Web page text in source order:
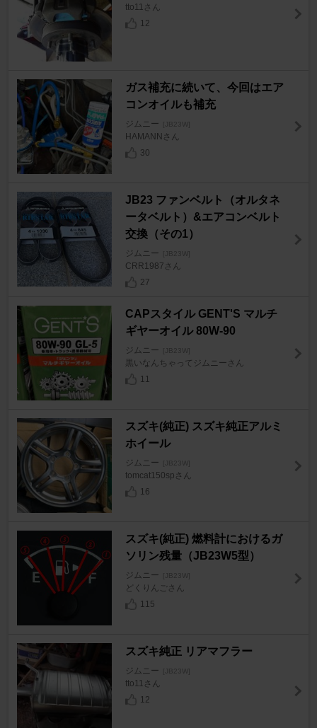
tto11さん
12
ガス補充に続いて、今回はエア
コンオイルも補充
ジムニー [JB23W]
HAMANNさん
30
JB23 ファンベルト（オルタネ
ータベルト）&エアコンベルト
交換（その1）
ジムニー [JB23W]
CRR1987さん
27
CAPスタイル GENT'S マルチ
ギヤーオイル 80W-90
ジムニー [JB23W]
黒いなんちゃってジムニーさん
11
スズキ(純正) スズキ純正アルミ
ホイール
ジムニー [JB23W]
tomcat150spさん
16
スズキ(純正) 燃料計におけるガ
ソリン残量（JB23W5型）
ジムニー [JB23W]
どくりんごさん
115
スズキ純正 リアマフラー
ジムニー [JB23W]
tto11さん
12